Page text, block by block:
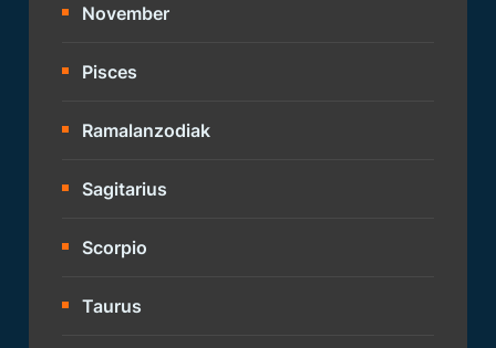
November
Pisces
Ramalanzodiak
Sagitarius
Scorpio
Taurus